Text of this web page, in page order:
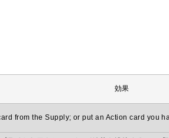
効果
from the Supply; or put an Action card you